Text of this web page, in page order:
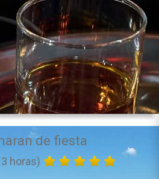
de fiesta
horas)